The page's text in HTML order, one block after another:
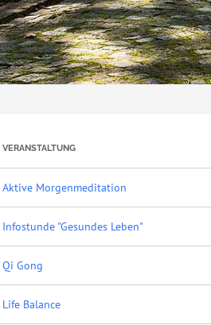
VERANSTALTUNG
Aktive Morgenmeditation
Infostunde "Gesundes Leben"
Qi Gong
Life Balance